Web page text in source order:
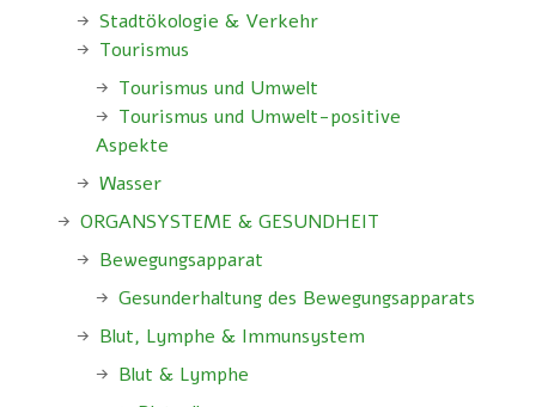
Stadtökologie & Verkehr
Tourismus
Tourismus und Umwelt
Tourismus und Umwelt-positive
Aspekte
Wasser
ORGANSYSTEME & GESUNDHEIT
Bewegungsapparat
Gesunderhaltung des Bewegungsapparats
Blut, Lymphe & Immunsystem
Blut & Lymphe